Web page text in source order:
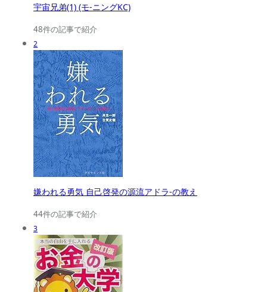
宇宙兄弟(1) (モ-ニングKC)
48件の記事で紹介
2
嫌われる勇気 自己啓発の源流アドラ-の教え
44件の記事で紹介
3